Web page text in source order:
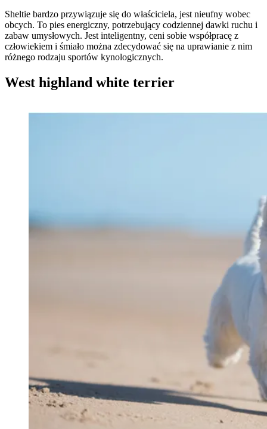
Sheltie bardzo przywiązuje się do właściciela, jest nieufny wobec
obcych. To pies energiczny, potrzebujący codziennej dawki ruchu i
zabaw umysłowych. Jest inteligentny, ceni sobie współpracę z
człowiekiem i śmiało można zdecydować się na uprawianie z nim
różnego rodzaju sportów kynologicznych.
West highland white terrier